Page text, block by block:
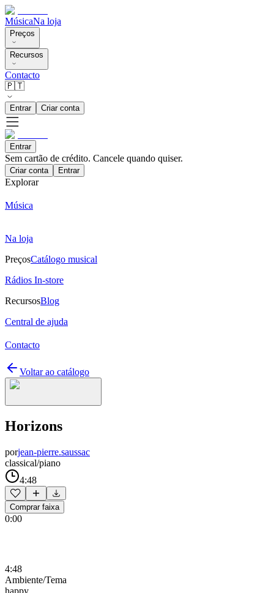
MúsicaNa loja
Preços
Recursos
Contacto
🇵🇹
Entrar Criar conta
Entrar
Sem cartão de crédito. Cancele quando quiser.
Criar conta Entrar
Explorar
Música
Na loja
PreçosCatálogo musical
Rádios In-store
RecursosBlog
Central de ajuda
Contacto
Voltar ao catálogo
Horizons
porjean-pierre.saussac
classical/piano
4:48
Comprar faixa
0:00
4:48
Ambiente/Tema
happy